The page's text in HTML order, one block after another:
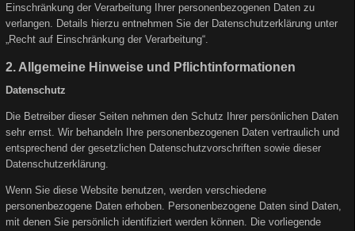
Einschränkung der Verarbeitung Ihrer personenbezogenen Daten zu
verlangen. Details hierzu entnehmen Sie der Datenschutzerklärung unter
„Recht auf Einschränkung der Verarbeitung“.
2. Allgemeine Hinweise und Pflichtinformationen
Datenschutz
Die Betreiber dieser Seiten nehmen den Schutz Ihrer persönlichen Daten
sehr ernst. Wir behandeln Ihre personenbezogenen Daten vertraulich und
entsprechend der gesetzlichen Datenschutzvorschriften sowie dieser
Datenschutzerklärung.
Wenn Sie diese Website benutzen, werden verschiedene
personenbezogene Daten erhoben. Personenbezogene Daten sind Daten,
mit denen Sie persönlich identifiziert werden können. Die vorliegende